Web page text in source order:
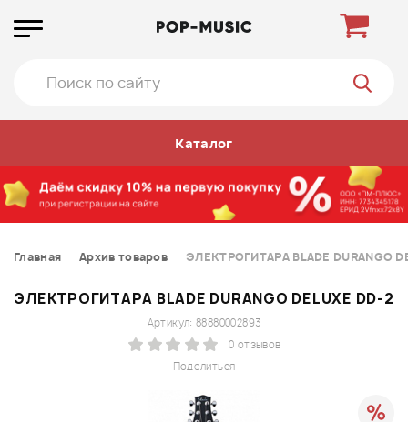
Каталог
Главная Архив товаров ЭЛЕКТРОГИТАРА BLADE DURANGO
ЭЛЕКТРОГИТАРА BLADE DURANGO DELUXE DD-2
Поделиться
Артикул: 88880002893
0 отзывов